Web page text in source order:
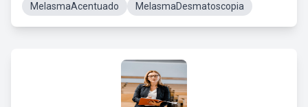
MelasmaAcentuado
MelasmaDesmatoscopia